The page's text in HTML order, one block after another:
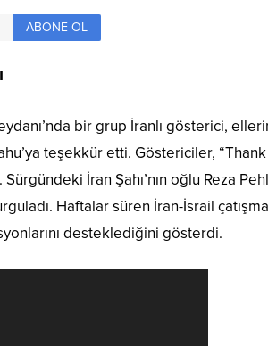
ABONE OL
bir grup İranlı gösterici,
teşekkür etti. Göstericiler, “Thank
Sürgündeki İran Şahı’nın oğlu Reza
Haftalar süren İran-İsrail
desteklediğini gösterdi.